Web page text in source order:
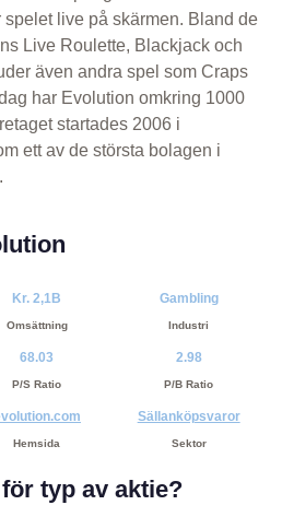
live på skärmen. Bland de
Live Roulette, Blackjack och
även andra spel som Craps
har Evolution omkring 1000
startades 2006 i
ett av de största bolagen i
Kr. 2,1B
Omsättning
Gambling
Industri
68.03
P/S Ratio
2.98
P/B Ratio
Hemsida
Sällanköpsvaror
Sektor
typ av aktie?